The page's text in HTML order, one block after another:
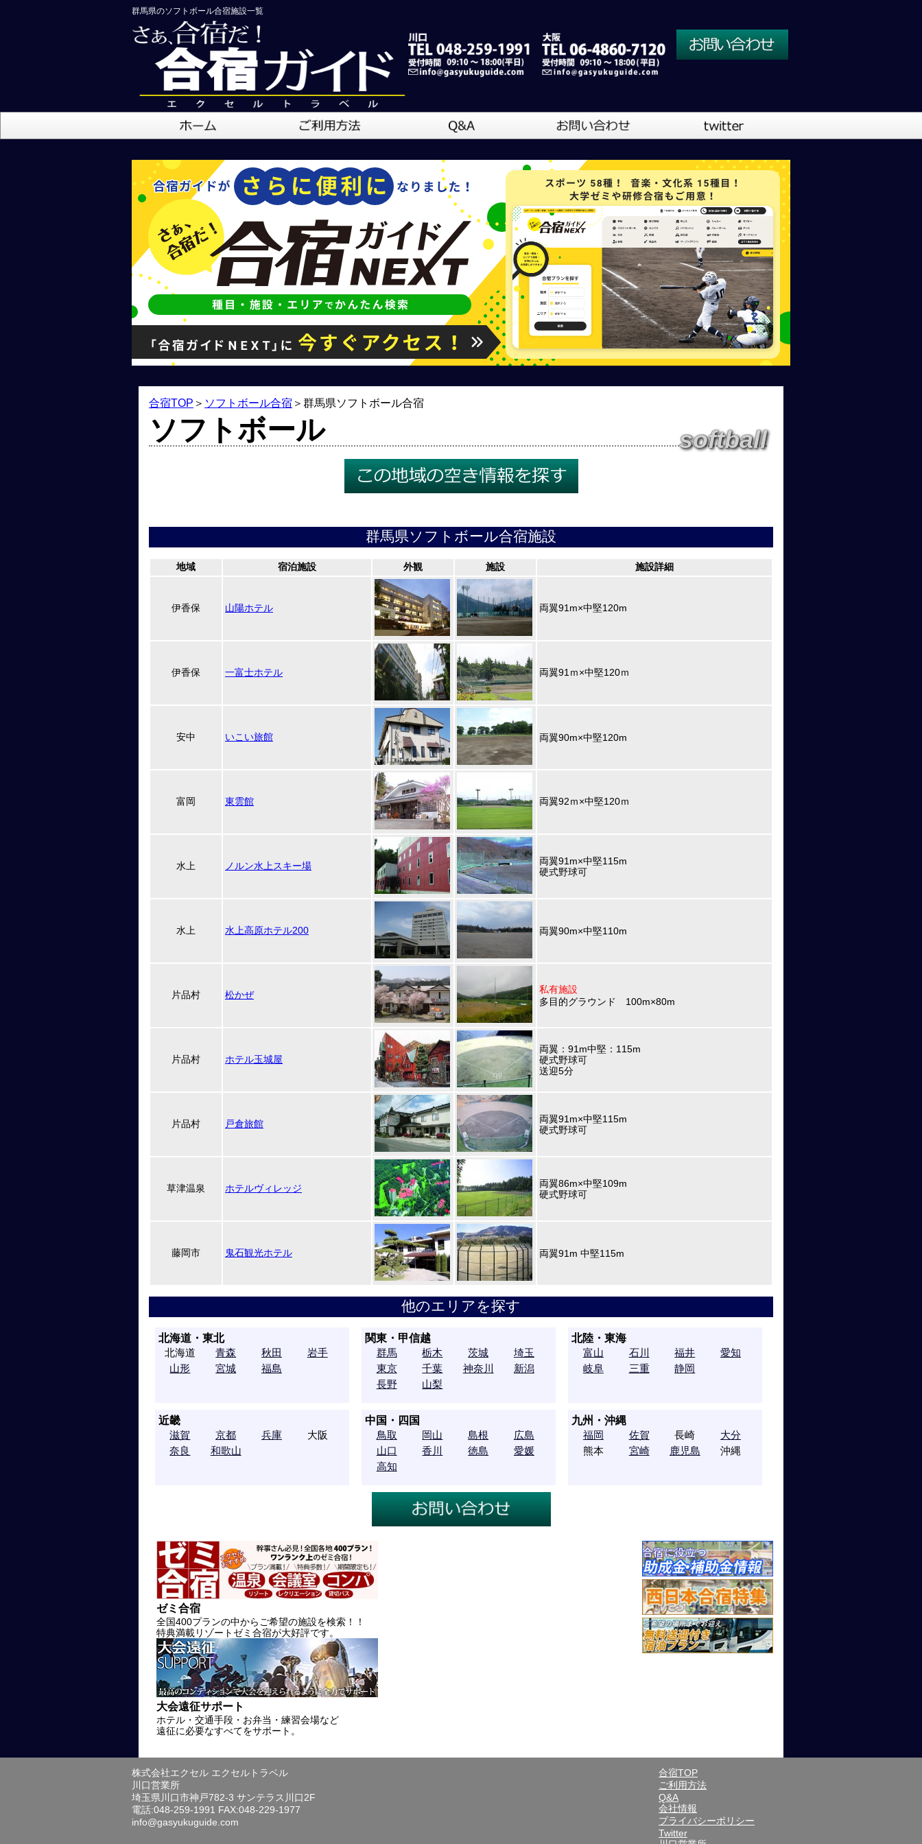
群馬県のソフトボール合宿施設一覧
大阪営業所
吹奏楽
合宿TOP ＞ ソフトボール合宿 ＞ 群馬県ソフトボール合宿
ソフトボール softball
群馬県ソフトボール合宿施設
地域 宿泊施設 外観 施設 施設詳細
伊香保 山陽ホテル 両翼91m×中堅120m
伊香保 一富士ホテル 両翼91ｍ×中堅120ｍ
安中 いこい旅館 両翼90m×中堅120m
富岡 東雲館 両翼92ｍ×中堅120ｍ
水上 ノルン水上スキー場
両翼91m×中堅115m
硬式野球可
水上 水上高原ホテル200 両翼90m×中堅110m
片品村 松かぜ
私有施設
多目的グラウンド 100m×80m
片品村 ホテル玉城屋
両翼：91m中堅：115m
硬式野球可
送迎5分
片品村 戸倉旅館
両翼91m×中堅115m
硬式野球可
草津温泉 ホテルヴィレッジ
両翼86m×中堅109m
硬式野球可
藤岡市 鬼石観光ホテル 両翼91m 中堅115m
他のエリアを探す
北海道・東北
北海道 青森 秋田
岩手
山形
宮城 福島
関東・甲信越
群馬 栃木 茨城
埼玉
東京
千葉 神奈川
新潟
長野
山梨
北陸・東海
富山 石川 福井
愛知
岐阜
三重 静岡
近畿
滋賀 京都 兵庫
大阪
奈良
和歌山
中国・四国
鳥取 岡山 島根
広島
山口
香川 徳島
愛媛
高知
九州・沖縄
福岡 佐賀 長崎
大分
熊本
宮崎 鹿児島 沖縄
ゼミ合宿
全国400プランの中からご希望の施設を検索！！
特典満載リゾートゼミ合宿が大好評です。
大会遠征サポート
ホテル・交通手段・お弁当・練習会場など
遠征に必要なすべてをサポート。
株式会社エクセル エクセルトラベル
川口営業所
埼玉県川口市神戸782-3 サンテラス川口2F
電話:048-259-1991 FAX:048-229-1977
info@gasyukuguide.com
合宿TOP
ご利用方法
Q&A
会社情報
プライバシーポリシー
Twitter